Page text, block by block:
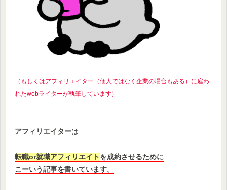
（もしくはアフィリエイター（個人ではなく企業の場合もある）に雇わ
れたwebライターが執筆しています）
アフィリエイターは
転職or就職アフィリエイト を成約させるために
こーいう記事を書いています。